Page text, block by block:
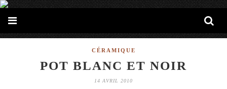
CÉRAMIQUE
POT BLANC ET NOIR
14 AVRIL 2010